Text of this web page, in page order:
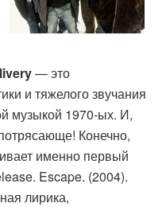
— это
и тяжелого звучания
музыкой 1970-ых. И,
Конечно,
именно первый
Escape. (2004).
лирика,